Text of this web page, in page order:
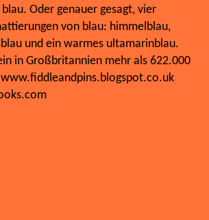
Oder genauer gesagt, vier
von blau: himmelblau,
und ein warmes ultamarinblau.
in Großbritannien mehr als 622.000